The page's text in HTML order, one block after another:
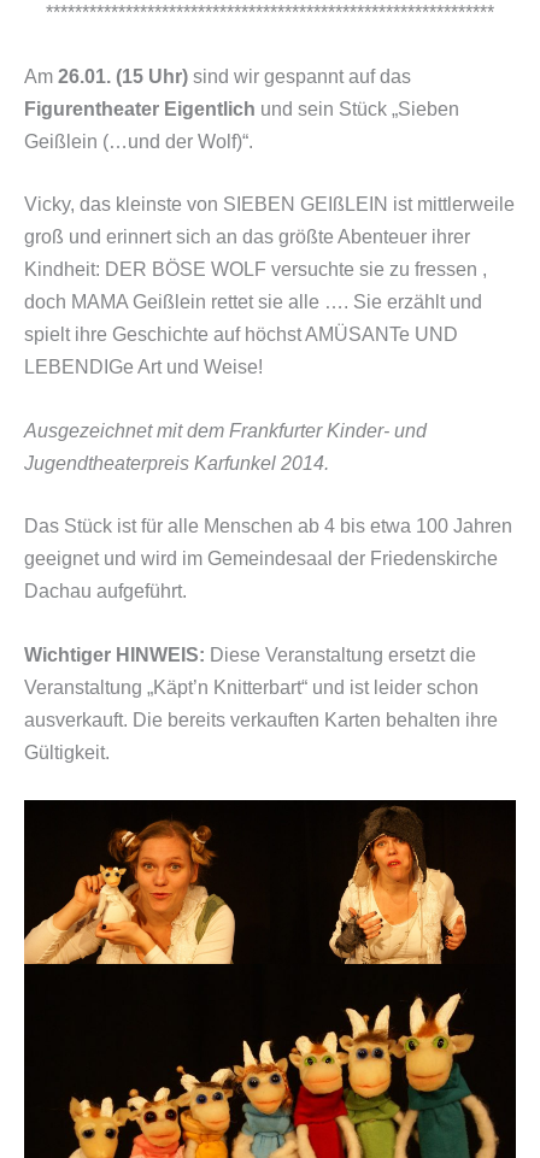
**************************************************************
Am 26.01. (15 Uhr) sind wir gespannt auf das
Figurentheater Eigentlich und sein Stück „Sieben
Geißlein (…und der Wolf)“.
Vicky, das kleinste von SIEBEN GEIßLEIN ist mittlerweile
groß und erinnert sich an das größte Abenteuer ihrer
Kindheit: DER BÖSE WOLF versuchte sie zu fressen ,
doch MAMA Geißlein rettet sie alle …. Sie erzählt und
spielt ihre Geschichte auf höchst AMÜSANTe UND
LEBENDIGe Art und Weise!
Ausgezeichnet mit dem Frankfurter Kinder- und
Jugendtheaterpreis Karfunkel 2014.
Das Stück ist für alle Menschen ab 4 bis etwa 100 Jahren
geeignet und wird im Gemeindesaal der Friedenskirche
Dachau aufgeführt.
Wichtiger HINWEIS: Diese Veranstaltung ersetzt die
Veranstaltung „Käpt’n Knitterbart“ und ist leider schon
ausverkauft. Die bereits verkauften Karten behalten ihre
Gültigkeit.